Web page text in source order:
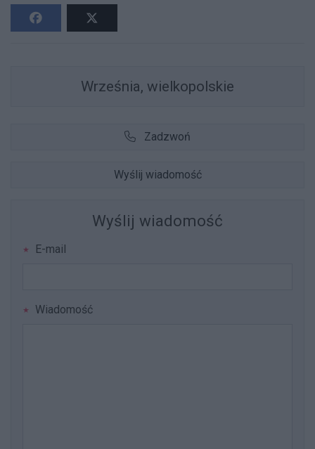
Września, wielkopolskie
Zadzwoń
Wyślij wiadomość
Wyślij wiadomość
E-mail
Wiadomość